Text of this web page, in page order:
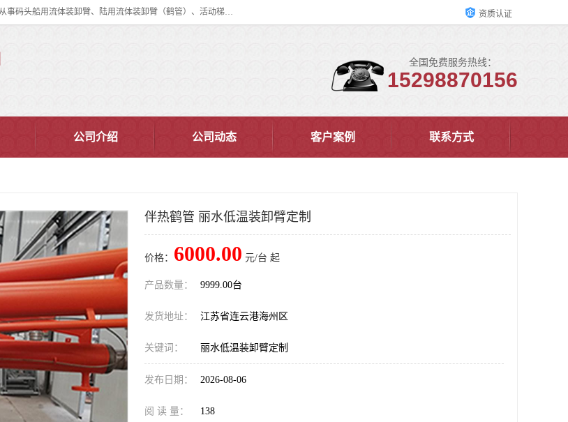
连云港华德石油化工机械有限公司（原连云港石油化工机械总厂），始创于1982年，是从事码头船用流体装卸臂、陆用流体装卸臂（鹤管）、活动梯、钢构平台、定量装车系统等全系列流体装卸设备的设计、制造、销售以及服务的专业供应商。 资质认证
全国免费服务热线：
15298870156
公司介绍 公司动态 客户案例 联系方式
伴热鹤管 丽水低温装卸臂定制
价格： 6000.00 元/台 起
产品数量： 9999.00台
发货地址： 江苏省连云港海州区
关键词： 丽水低温装卸臂定制
发布日期： 2026-08-06
阅 读 量： 138